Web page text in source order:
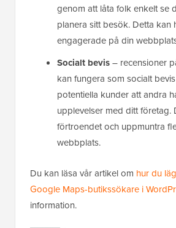
genom att låta folk enkelt se
planera sitt besök. Detta kan
engagerade på din
Socialt bevis– recensioner
kan fungera som socialt
potentiella kunder att andra
upplevelser med ditt företag.
förtroendet och uppmuntra
webbplats.
Du kan läsa vår artikel om hur du
Google Maps-butikssökare i
information.